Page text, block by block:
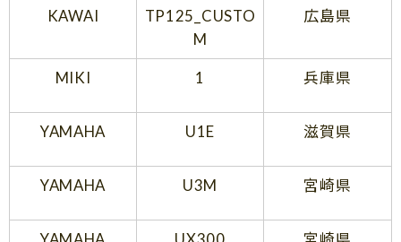
KAWAI
TP125_CUSTO
M
広島県
MIKI 1 兵庫県
YAMAHA U1E 滋賀県
YAMAHA U3M 宮崎県